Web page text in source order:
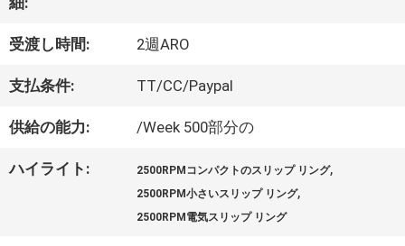
達
に
つ
受渡し時間: 2週ARO
支払条件: TT/CC/Paypal
供給の能力: /Week 500部分の
ハイライト: 2500RPMコンパクトのスリップ リング,
2500RPM小さいスリップ リング,
2500RPM電気スリップ リング